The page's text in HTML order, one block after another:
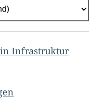
Infrastruktur